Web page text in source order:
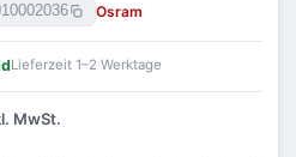
Osram
Lieferzeit 1–2 Werktage
MwSt.